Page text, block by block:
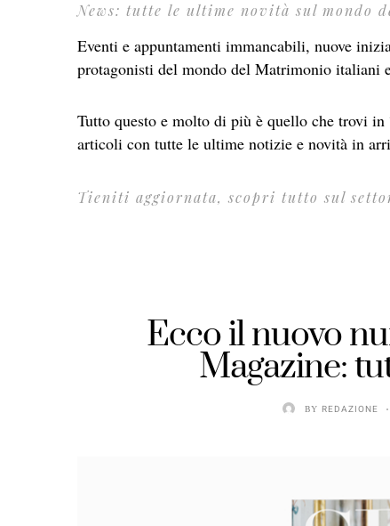
News: tutte le ultime novità sul mondo
Eventi e appuntamenti immancabili, nuove
protagonisti del mondo del Matrimonio italiani
Tutto questo e molto di più è quello che trovi
articoli con tutte le ultime notizie e novità in
Tieniti aggiornata, scopri tutto sul
Ecco il nuovo
Magazine:
BY REDAZIONE